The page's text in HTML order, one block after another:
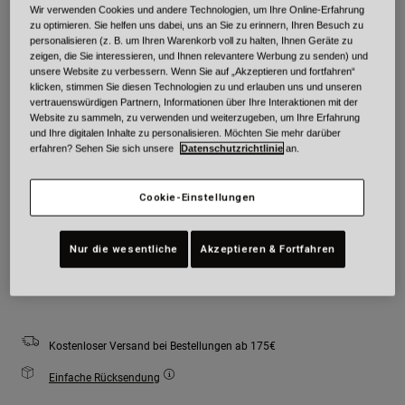
Farben -Matte Black/Orange Camo
ausgewählt
Größe
L XL
Zum Warenkorb hinzufügen
Kostenloser Versand bei Bestellungen ab 175€
Einfache Rücksendung
Wir verwenden Cookies und andere Technologien, um Ihre Online-Erfahrung
zu optimieren. Sie helfen uns dabei, uns an Sie zu erinnern, Ihren Besuch zu
personalisieren (z. B. um Ihren Warenkorb voll zu halten, Ihnen Geräte zu
zeigen, die Sie interessieren, und Ihnen relevantere Werbung zu senden) und
unsere Website zu verbessern. Wenn Sie auf „Akzeptieren und fortfahren“
klicken, stimmen Sie diesen Technologien zu und erlauben uns und unseren
vertrauenswürdigen Partnern, Informationen über Ihre Interaktionen mit der
Website zu sammeln, zu verwenden und weiterzugeben, um Ihre Erfahrung
und Ihre digitalen Inhalte zu personalisieren. Möchten Sie mehr darüber
erfahren? Sehen Sie sich unsere
Datenschutzrichtlinie an.
Cookie-Einstellungen
Nur die wesentliche Akzeptieren & Fortfahren